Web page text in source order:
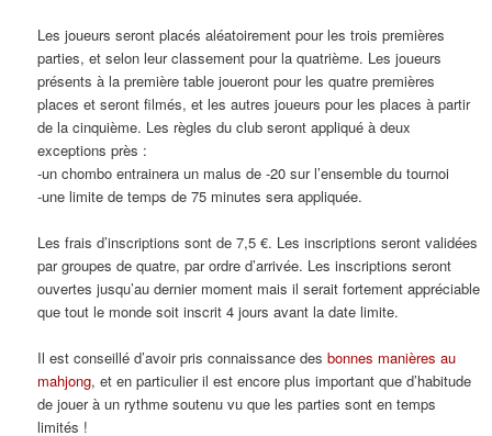
Les joueurs seront placés aléatoirement pour les trois premières
parties, et selon leur classement pour la quatrième. Les joueurs
présents à la première table joueront pour les quatre premières
places et seront filmés, et les autres joueurs pour les places à partir
de la cinquième. Les règles du club seront appliqué à deux
exceptions près :
-un chombo entrainera un malus de -20 sur l’ensemble du tournoi
-une limite de temps de 75 minutes sera appliquée.
Les frais d’inscriptions sont de 7,5 €. Les inscriptions seront validées
par groupes de quatre, par ordre d’arrivée. Les inscriptions seront
ouvertes jusqu’au dernier moment mais il serait fortement appréciable
que tout le monde soit inscrit 4 jours avant la date limite.
Il est conseillé d’avoir pris connaissance desbonnes manières au
mahjong, et en particulier il est encore plus important que d’habitude
de jouer à un rythme soutenu vu que les parties sont en temps
limités !